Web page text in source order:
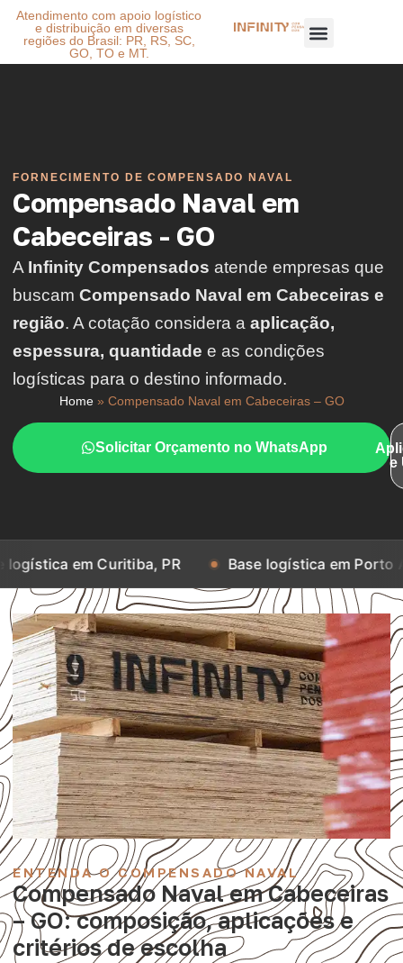
Atendimento com apoio logístico
e distribuição em diversas
regiões do Brasil: PR, RS, SC,
GO, TO e MT.
FORNECIMENTO DE COMPENSADO NAVAL
Compensado Naval em
Cabeceiras - GO
A Infinity Compensados atende empresas que
buscam Compensado Naval em Cabeceiras e
região. A cotação considera a aplicação,
espessura, quantidade e as condições
logísticas para o destino informado.
Home» Compensado Naval em Cabeceiras – GO
Solicitar Orçamento no WhatsApp
e
Curitiba, PR Base logística em Porto Alegre, RS
ENTENDA O COMPENSADO NAVAL
Compensado Naval em Cabeceiras
– GO: composição, aplicações e
critérios de escolha